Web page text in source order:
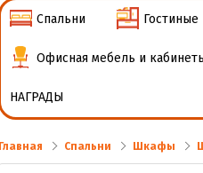
Спальни Гостиные
Офисная мебель и
НАГРАДЫ
Главная Спальни Шкафы